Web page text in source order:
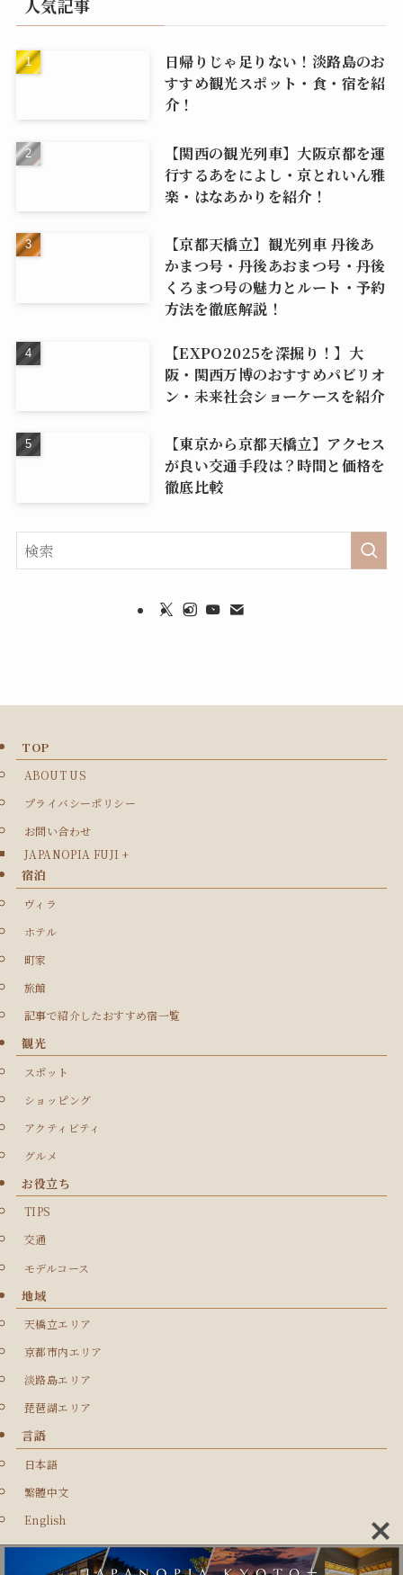
人気記事
日帰りじゃ足りない！淡路島のお
すすめ観光スポット・食・宿を紹
介！
【関西の観光列車】大阪京都を運
行するあをによし・京とれいん雅
楽・はなあかりを紹介！
【京都天橋立】観光列車 丹後あ
かまつ号・丹後あおまつ号・丹後
くろまつ号の魅力とルート・予約
方法を徹底解説！
【EXPO2025を深掘り！】大
阪・関西万博のおすすめパビリオ
ン・未来社会ショーケースを紹介
【東京から京都天橋立】アクセス
が良い交通手段は？時間と価格を
徹底比較
TOP
ABOUT US
プライバシーポリシー
お問い合わせ
JAPANOPIA FUJI +
宿泊
ヴィラ
ホテル
町家
旅館
記事で紹介したおすすめ宿一覧
観光
スポット
ショッピング
アクティビティ
グルメ
お役立ち
TIPS
交通
モデルコース
地域
天橋立エリア
京都市内エリア
淡路島エリア
琵琶湖エリア
言語
日本語
繁體中文
English